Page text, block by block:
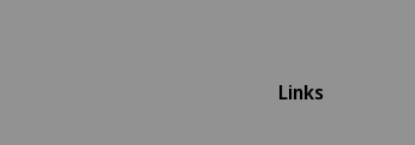
Links